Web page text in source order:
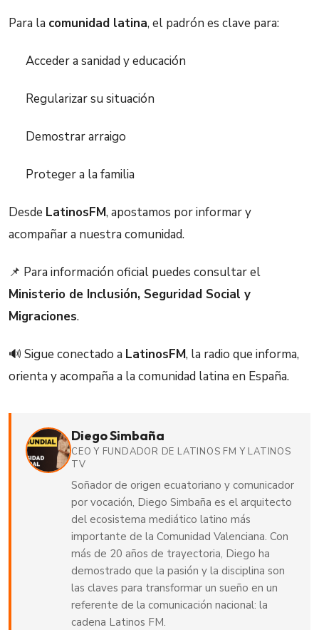
Para la comunidad latina, el padrón es clave para:
Acceder a sanidad y educación
Regularizar su situación
Demostrar arraigo
Proteger a la familia
Desde LatinosFM, apostamos por informar y
acompañar a nuestra comunidad.
📌 Para información oficial puedes consultar el
Ministerio de Inclusión, Seguridad Social y
Migraciones.
🔊 Sigue conectado a LatinosFM, la radio que informa,
orienta y acompaña a la comunidad latina en España.
Diego Simbaña
CEO Y FUNDADOR DE LATINOS FM Y LATINOS
TV
Soñador de origen ecuatoriano y comunicador
por vocación, Diego Simbaña es el arquitecto
del ecosistema mediático latino más
importante de la Comunidad Valenciana. Con
más de 20 años de trayectoria, Diego ha
demostrado que la pasión y la disciplina son
las claves para transformar un sueño en un
referente de la comunicación nacional: la
cadena Latinos FM.